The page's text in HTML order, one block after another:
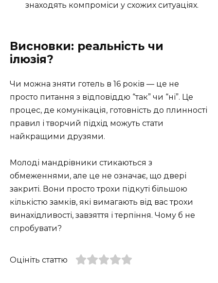
знаходять компроміси у схожих ситуаціях.
Висновки: реальність чи
ілюзія?
Чи можна зняти готель в 16 років — це не
просто питання з відповіддю “так” чи “ні”. Це
процес, де комунікація, готовність до плинності
правил і творчий підхід можуть стати
найкращими друзями.
Молоді мандрівники стикаються з
обмеженнями, але це не означає, що двері
закриті. Вони просто трохи підкуті більшою
кількістю замків, які вимагають від вас трохи
винахідливості, завзяття і терпіння. Чому б не
спробувати?
Оцініть статтю